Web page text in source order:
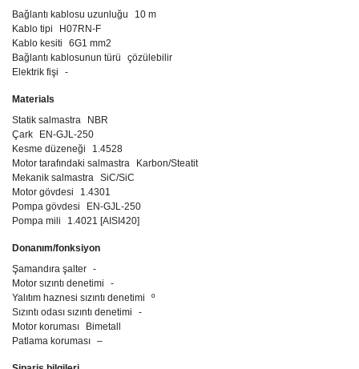
Bağlantı kablosu uzunluğu
10 m
Kablo tipi
H07RN-F
Kablo kesiti
6G1 mm2
Bağlantı kablosunun türü
çözülebilir
Elektrik fişi
-
Materials
Statik salmastra
NBR
Çark
EN-GJL-250
Kesme düzeneği
1.4528
Motor tarafındaki salmastra
Karbon/Steatit
Mekanik salmastra SiC/SiC
Motor gövdesi
1.4301
Pompa gövdesi
EN-GJL-250
Pompa mili
1.4021 [AISI420]
Donanım/fonksiyon
Şamandıra şalter -
Motor sızıntı denetimi
-
Yalıtım haznesi sızıntı denetimi
º
Sızıntı odası sızıntı denetimi
-
Motor koruması
Bimetall
Patlama koruması –